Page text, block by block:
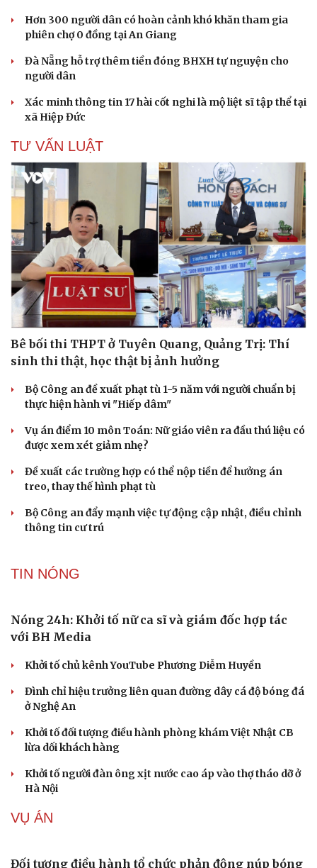
Tư vấn
Săn Tour
Câu chuyện thời sự
Đọc truyện đêm khuya
Kể chuyện cho bé
Hơn 300 người dân có hoàn cảnh khó khăn tham gia
phiên chợ 0 đồng tại An Giang
Đà Nẵng hỗ trợ thêm tiền đóng BHXH tự nguyện cho
người dân
Xác minh thông tin 17 hài cốt nghi là mộ liệt sĩ tập thể tại
xã Hiệp Đức
TƯ VẤN LUẬT
Bê bối thi THPT ở Tuyên Quang, Quảng Trị: Thí
sinh thi thật, học thật bị ảnh hưởng
Bộ Công an đề xuất phạt tù 1-5 năm với người chuẩn bị
thực hiện hành vi "Hiếp dâm"
Vụ án điểm 10 môn Toán: Nữ giáo viên ra đầu thú liệu có
được xem xét giảm nhẹ?
Đề xuất các trường hợp có thể nộp tiền để hưởng án
treo, thay thế hình phạt tù
Bộ Công an đẩy mạnh việc tự động cập nhật, điều chỉnh
thông tin cư trú
TIN NÓNG
Nóng 24h: Khởi tố nữ ca sĩ và giám đốc hợp tác
với BH Media
Khởi tố chủ kênh YouTube Phương Diễm Huyền
ở Nghệ An